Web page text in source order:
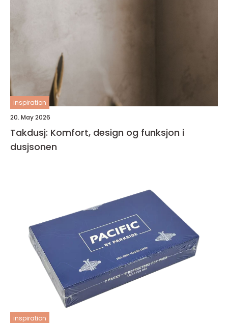
inspiration
20. May 2026
Takdusj: Komfort, design og funksjon i
dusjsonen
inspiration